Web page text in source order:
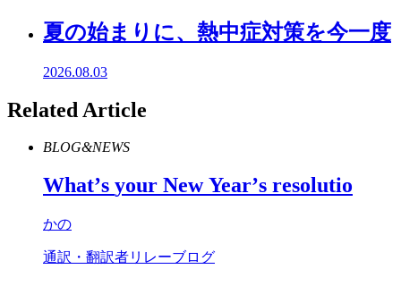
夏の始まりに、熱中症対策を今一度
2026.08.03
Related Article
BLOG&NEWS
What’s your New Year’s resolutio
かの
通訳・翻訳者リレーブログ